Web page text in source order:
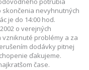
nevyhnutných
je do 14:00 hod.
o verejných
problémy a za
dodávky pitnej
ďakujeme.
čase.